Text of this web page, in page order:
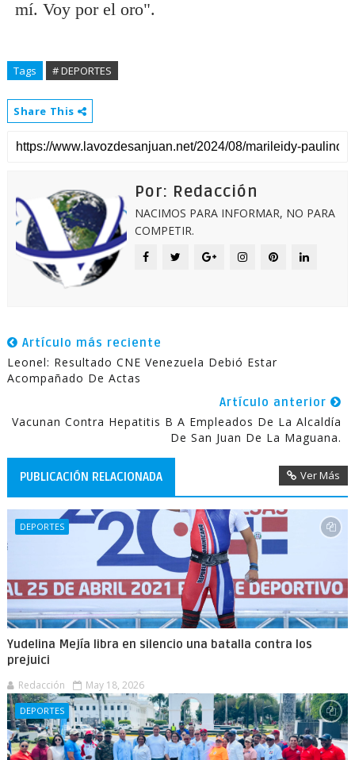
mí. Voy por el oro".
Tags # DEPORTES
Share This
Por: Redacción
NACIMOS PARA INFORMAR, NO PARA
COMPETIR.
Artículo más reciente
Leonel: Resultado CNE Venezuela Debió Estar
Acompañado De Actas
Artículo anterior
Vacunan Contra Hepatitis B A Empleados De La Alcaldía
De San Juan De La Maguana.
PUBLICACIÓN RELACIONADA Ver Más
DEPORTES
Yudelina Mejía libra en silencio una batalla contra los
prejuici
Redacción May 18, 2026
DEPORTES